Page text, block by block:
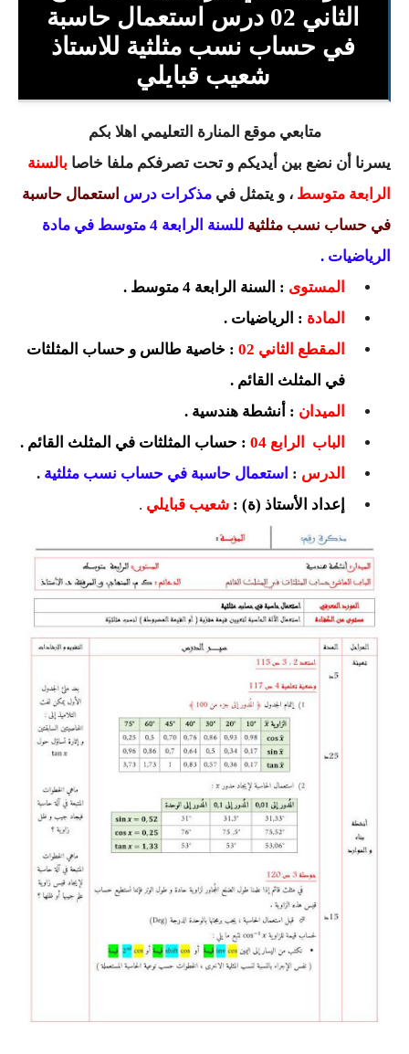
تزيين القسم
التعليم المتوسط
السنة الاولى متوسط
السنة الثانية متوسط
السنة الثالثة متوسط
شهادة التعليم المتوسط
بنك الفروض و الاختبارات
بنك مذكرات الاستاذ
دفاتر استاذ التعليم الابتدائي
المسابقات المهنية
البحوث الجاهزة
بحوث اللغة العربية
بحوث التاريخ و الجغرافيا
بحوث الفيزياء و الكيمياء
بحوث العلوم الطبيعية
بحوث اللغة الفرنسية
بحوث اللغة الانجليزية
بحوث في مجالات اخرى
الثاني 02 درس استعمال حاسبة
في حساب نسب مثلثية للاستاذ
شعيب قبايلي
متابعي موقع المنارة التعليمي اهلا بكم
يسرنا أن نضع بين أيديكم و تحت تصرفكم ملفا خاصا بالسنة
الرابعة متوسط ، و يتمثل في مذكرات درس استعمال حاسبة
في حساب نسب مثلثية
للسنة الرابعة 4 متوسط في مادة
الرياضيات .
المستوى : السنة الرابعة 4 متوسط .
المادة : الرياضيات .
المقطع الثاني 02
: خاصية طالس و حساب المثلثات
في المثلث القائم .
الميدان : أنشطة هندسية .
الباب الرابع 04
: حساب المثلثات في المثلث القائم .
الدرس : استعمال حاسبة في حساب نسب مثلثية .
إعداد الأستاذ (ة) : شعيب قبايلي .